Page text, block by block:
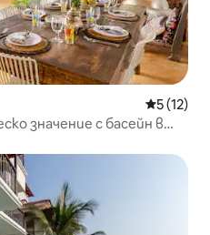
Средна
5 (12)
значение с басейн в